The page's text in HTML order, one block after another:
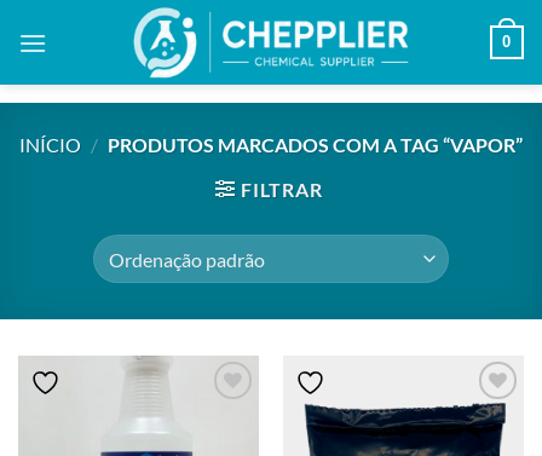
0
INÍCIO / PRODUTOS MARCADOS COM A TAG “VAPOR”
FILTRAR